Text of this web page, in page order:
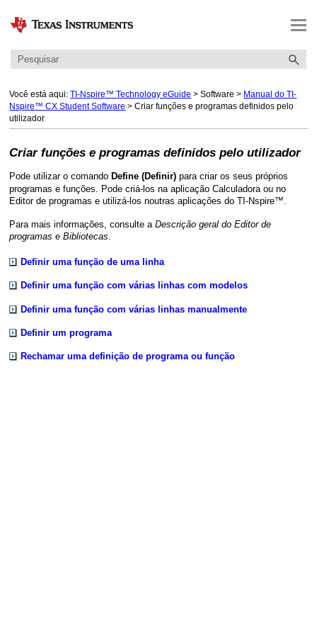
Ir para conteúdo principal
Você está aqui: TI-Nspire™ Technology eGuide >Software > Manual do TI-
Nspire™ CX Student Software >Criar funções e programas definidos pelo
utilizador
Criar funções e programas definidos pelo utilizador
Pode utilizar o comando Define (Definir) para criar os seus próprios
programas e funções. Pode criá-los na aplicação Calculadora ou no
Editor de programas e utilizá-los noutras aplicações do TI-Nspire™.
Para mais informações, consulte aDescrição geral do Editor de
programas eBibliotecas.
Definir uma função de uma linha
Definir uma função com várias linhas com modelos
Definir uma função com várias linhas manualmente
Definir um programa
Rechamar uma definição de programa ou função